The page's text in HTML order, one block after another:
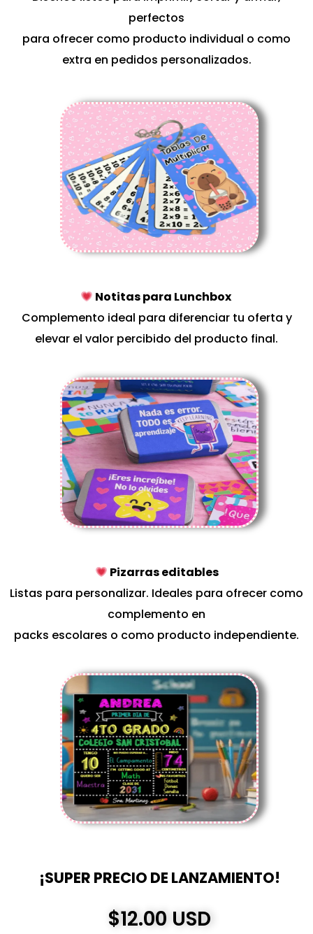
perfectos
para ofrecer como producto individual o como
extra en pedidos personalizados.
Notitas para Lunchbox
Complemento ideal para diferenciar tu oferta y
elevar el valor percibido del producto final.
Pizarras editables
Listas para personalizar. Ideales para ofrecer como
complemento en
packs escolares o como producto independiente.
¡SUPER PRECIO DE LANZAMIENTO!
$12.00 USD